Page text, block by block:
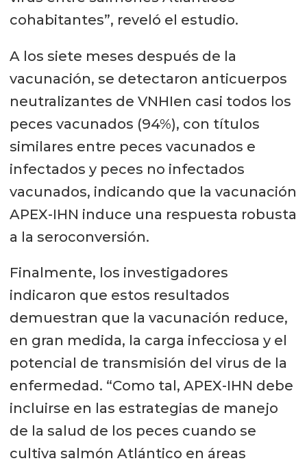
cohabitantes”, reveló el estudio.
A los siete meses después de la
vacunación, se detectaron anticuerpos
neutralizantes de VNHIen casi todos los
peces vacunados (94%), con títulos
similares entre peces vacunados e
infectados y peces no infectados
vacunados, indicando que la vacunación
APEX-IHN induce una respuesta robusta
a la seroconversión.
Finalmente, los investigadores
indicaron que estos resultados
demuestran que la vacunación reduce,
en gran medida, la carga infecciosa y el
potencial de transmisión del virus de la
enfermedad. “Como tal, APEX-IHN debe
incluirse en las estrategias de manejo
de la salud de los peces cuando se
cultiva salmón Atlántico en áreas